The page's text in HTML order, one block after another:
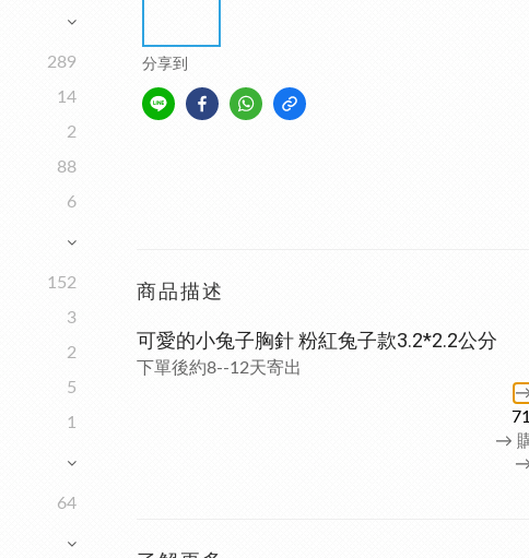
289
14
2
88
6
152
3
2
5
1
64
分享到
商品描述
可愛的小兔子胸針 粉紅兔子款3.2*2.2公分
下單後約8--12天寄出
→
→
→